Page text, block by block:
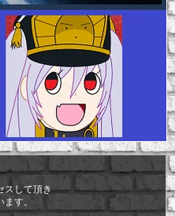
スして頂き
す。